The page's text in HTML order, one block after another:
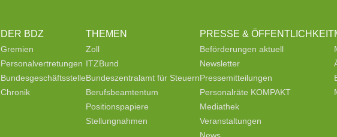
DER BDZ
Gremien
Personalvertretungen
Bundesgeschäftsstelle
Chronik
THEMEN
Zoll
ITZBund
Bundeszentralamt für Steuern
Berufsbeamtentum
Positionspapiere
Stellungnahmen
PRESSE & ÖFFENTLICHKEIT
Beförderungen aktuell
Newsletter
Pressemitteilungen
Personalräte KOMPAKT
Mediathek
Veranstaltungen
News